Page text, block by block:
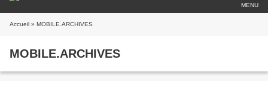
MENU
Accueil » MOBILE.ARCHIVES
MOBILE.ARCHIVES